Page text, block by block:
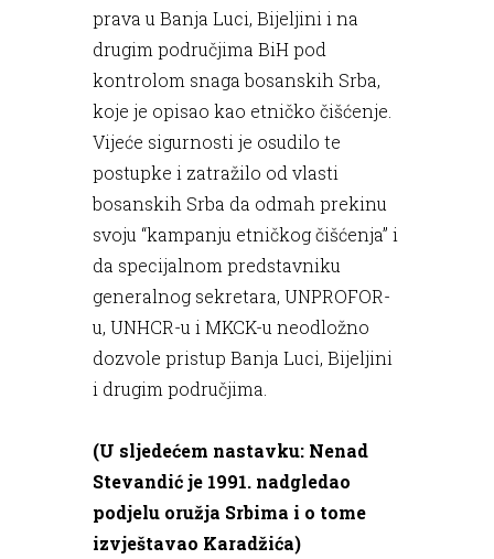
prava u Banja Luci, Bijeljini i na
drugim područjima BiH pod
kontrolom snaga bosanskih Srba,
koje je opisao kao etničko čišćenje.
Vijeće sigurnosti je osudilo te
postupke i zatražilo od vlasti
bosanskih Srba da odmah prekinu
svoju “kampanju etničkog čišćenja” i
da specijalnom predstavniku
generalnog sekretara, UNPROFOR-
u, UNHCR-u i MKCK-u neodložno
dozvole pristup Banja Luci, Bijeljini
i drugim područjima.
(U sljedećem nastavku: Nenad
Stevandić je 1991. nadgledao
podjelu oružja Srbima i o tome
izvještavao Karadžića)